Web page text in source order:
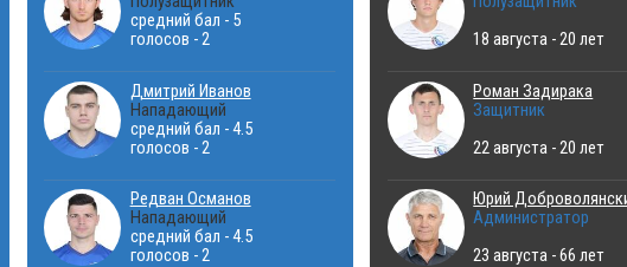
средний бал - 5
голосов - 2
Дмитрий Иванов
Нападающий
средний бал - 4.5
голосов - 2
Редван Османов
Нападающий
средний бал - 4.5
голосов - 2
18 августа - 20 лет
Роман Задирака
Защитник
22 августа - 20 лет
Юрий
Администратор
23 августа - 66 лет